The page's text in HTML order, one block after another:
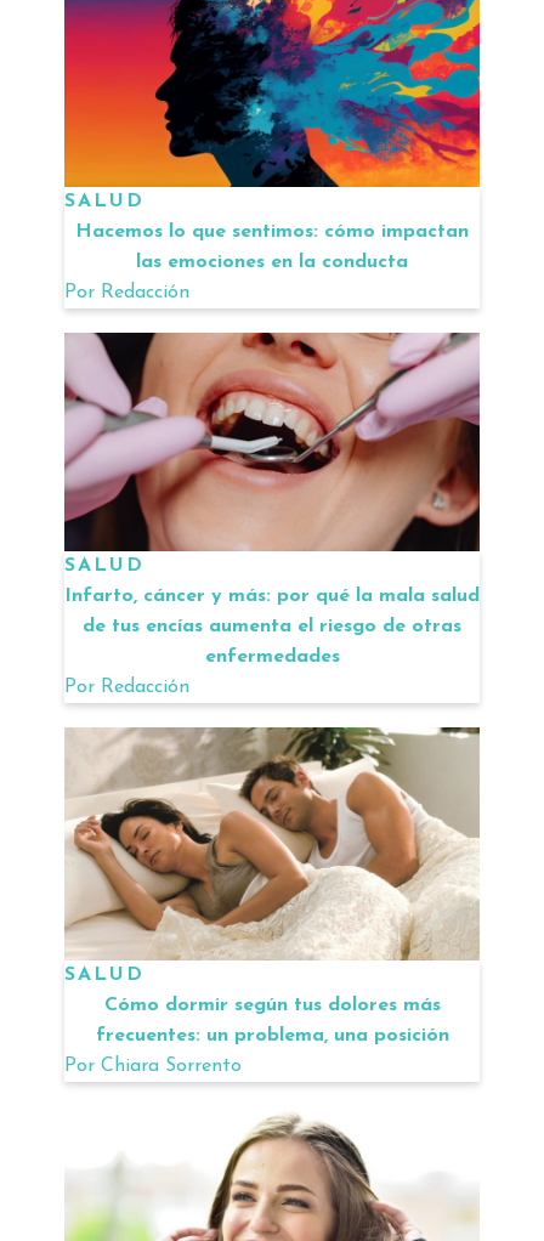
SALUD
Hacemos lo que sentimos: cómo impactan
las emociones en la conducta
Por Redacción
SALUD
Infarto, cáncer y más: por qué la mala salud
de tus encías aumenta el riesgo de otras
enfermedades
Por Redacción
SALUD
Cómo dormir según tus dolores más
frecuentes: un problema, una posición
Por Chiara Sorrento